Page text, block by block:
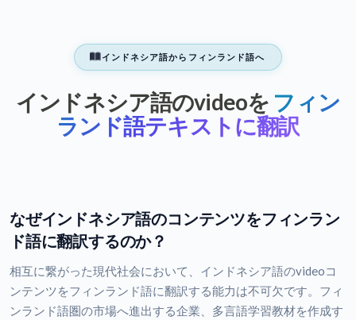
インドネシア語からフィンランド語へ
インドネシア語のvideoを フィン
ランド語テキストに翻訳
なぜインドネシア語のコンテンツをフィンラン
ド語に翻訳するのか？
相互に繋がった現代社会において、インドネシア語のvideoコ
ンテンツをフィンランド語に翻訳する能力は不可欠です。フィ
ンランド語圏の市場へ進出する企業、多言語学習教材を作成す